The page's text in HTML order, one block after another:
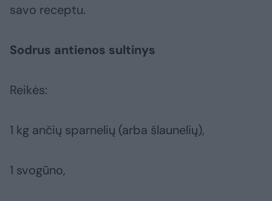
savo receptu.
Sodrus antienos sultinys
Reikės:
1 kg ančių sparnelių (arba šlaunelių),
1 svogūno,